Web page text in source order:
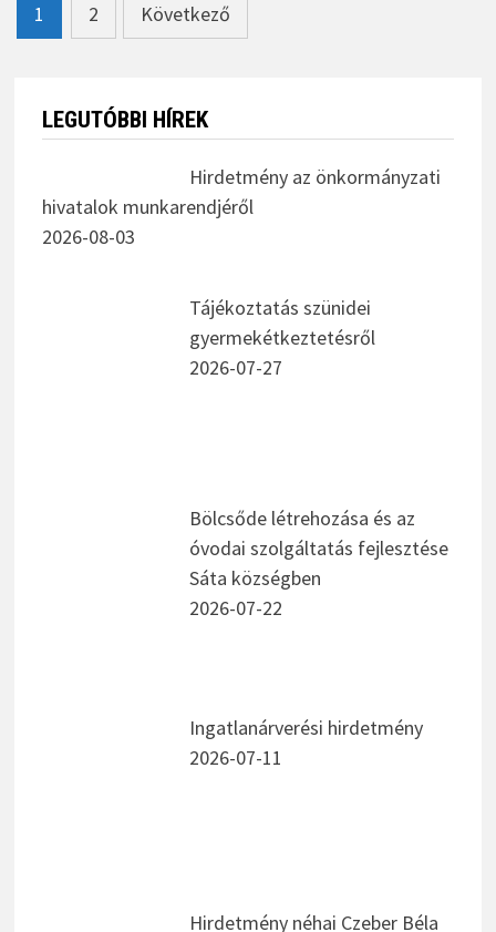
Bejegyzések
lapozása
1 2 Következő
LEGUTÓBBI HÍREK
Hirdetmény az önkormányzati
hivatalok munkarendjéről
2026-08-03
Tájékoztatás szünidei
gyermekétkeztetésről
2026-07-22